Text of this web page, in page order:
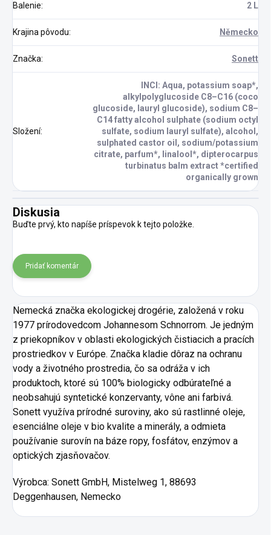
Balenie: 2 L
Krajina pôvodu: Německo
Značka: Sonett
Složení:
INCI: Aqua, potassium soap*,
alkylpolyglucoside C8–C16 (coco
glucoside, lauryl glucoside), sodium C8–
C14 fatty alcohol sulphate (sodium octyl
sulfate, sodium lauryl sulfate), alcohol,
sulphated castor oil, sodium/potassium
citrate, parfum*, linalool*, dipterocarpus
turbinatus balm extract *certified
organically grown
Diskusia
Buďte prvý, kto napíše príspevok k tejto položke.
Pridať komentár
Nemecká značka ekologickej drogérie, založená v roku
1977 prírodovedcom Johannesom Schnorrom. Je jedným
z priekopníkov v oblasti ekologických čistiacich a pracích
prostriedkov v Európe. Značka kladie dôraz na ochranu
vody a životného prostredia, čo sa odráža v ich
produktoch, ktoré sú 100% biologicky odbúrateľné a
neobsahujú syntetické konzervanty, vône ani farbivá.
Sonett využíva prírodné suroviny, ako sú rastlinné oleje,
esenciálne oleje v bio kvalite a minerály, a odmieta
používanie surovín na báze ropy, fosfátov, enzýmov a
optických zjasňovačov.
Výrobca: Sonett GmbH, Mistelweg 1, 88693
Deggenhausen, Nemecko